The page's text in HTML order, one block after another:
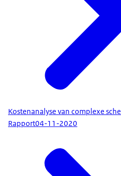
Kostenanalyse van complexe
Rapport04-11-2020